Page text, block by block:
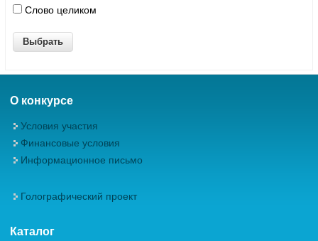
Слово целиком
О конкурсе
Условия участия
Финансовые условия
Информационное письмо
Голографический проект
Каталог